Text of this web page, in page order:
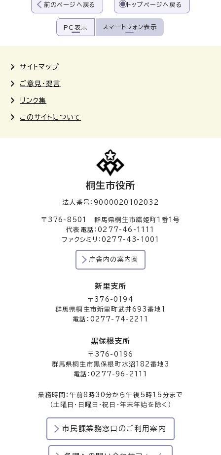
前のページへ戻る トップページへ戻る
PC表示 スマートフォン表示
サイトマップ
ご意見・提言
リンク集
このサイトについて
桐生市役所
法人番号：9000020102032
〒376-8501 群馬県桐生市織姫町1番1号
代表電話：0277-46-1111
ファクシミリ：0277-43-1001
庁舎内の案内図
新里支所
〒376-0194
群馬県桐生市新里町武井693番地1
電話：0277-74-2211
黒保根支所
〒376-0196
群馬県桐生市黒保根町水沼182番地3
電話：0277-96-2111
業務時間：午前8時30分から午後5時15分まで
（土曜日・日曜日・祝日・年末年始を除く）
市民課業務窓口のご利用案内